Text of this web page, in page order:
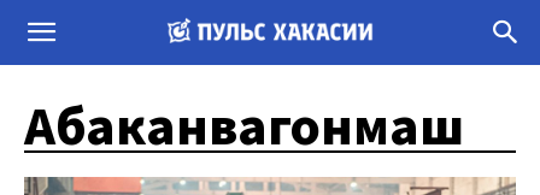
Абаканвагонмаш